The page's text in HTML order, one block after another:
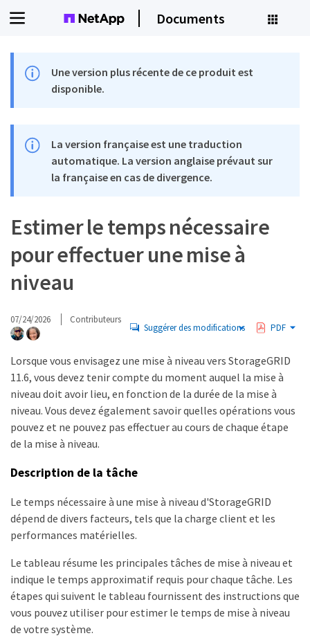
Documents
Une version plus récente de ce produit est
disponible.
La version française est une traduction
automatique. La version anglaise prévaut sur
la française en cas de divergence.
Estimer le temps nécessaire
pour effectuer une mise à
niveau
07/24/2026 Contributeurs
Suggérer des modifications PDF
Lorsque vous envisagez une mise à niveau vers StorageGRID
11.6, vous devez tenir compte du moment auquel la mise à
niveau doit avoir lieu, en fonction de la durée de la mise à
niveau. Vous devez également savoir quelles opérations vous
pouvez et ne pouvez pas effectuer au cours de chaque étape
de la mise à niveau.
Description de la tâche
Le temps nécessaire à une mise à niveau d'StorageGRID
dépend de divers facteurs, tels que la charge client et les
performances matérielles.
Le tableau résume les principales tâches de mise à niveau et
indique le temps approximatif requis pour chaque tâche. Les
étapes qui suivent le tableau fournissent des instructions que
vous pouvez utiliser pour estimer le temps de mise à niveau
de votre système.